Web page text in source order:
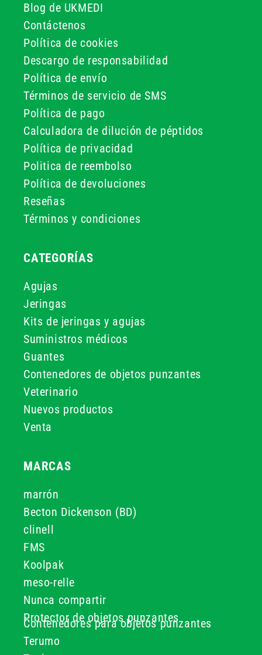
Blog de UKMEDI
Contáctenos
Política de cookies
Descargo de responsabilidad
Política de envío
Términos de servicio de SMS
Política de pago
Calculadora de dilución de péptidos
Política de privacidad
Politica de reembolso
Política de devoluciones
Reseñas
Términos y condiciones
CATEGORÍAS
Agujas
Jeringas
Kits de jeringas y agujas
Suministros médicos
Guantes
Contenedores de objetos punzantes
Veterinario
Nuevos productos
Venta
MARCAS
marrón
Becton Dickenson (BD)
clinell
FMS
Koolpak
meso-relle
Nunca compartir
Protector de objetos punzantes
Contenedores para objetos punzantes
Terumo